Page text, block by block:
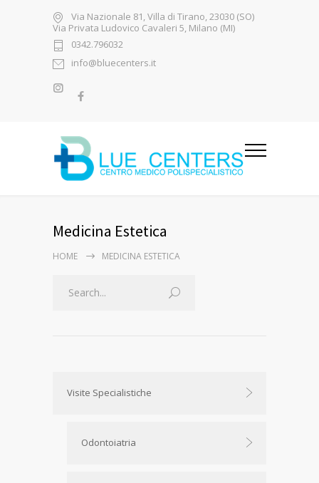
Via Nazionale 81, Villa di Tirano, 23030 (SO)
Via Privata Ludovico Cavaleri 5, Milano (MI)
0342.796032
info@bluecenters.it
Medicina Estetica
HOME MEDICINA ESTETICA
Visite Specialistiche
Odontoiatria